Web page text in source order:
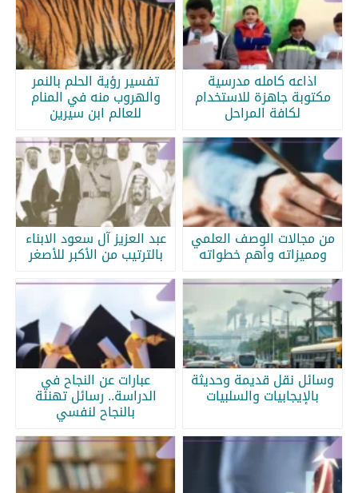
اذاعه كامله مدرسية
مكتوبة جاهزة للاستخدام
لكافة المراحل
تفسير رؤية الحلم بالنمر
والهروب منه في المنام
للعالم ابن سيرين
من مجالات الوصف العلمي
ومميزاته وأهم خطواته
عبد العزيز آل سعود الابناء
بالترتيب من الأكبر للأصغر
وسائل نقل قديمة وحديثة
بالإيجابيات والسلبيات
عبارات عن النجاح في
الدراسة.. رسائل تهنئة
بالنجاح لنفسي